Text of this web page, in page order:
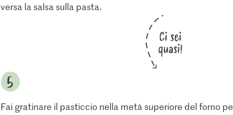
versa la salsa sulla pasta.
Ci sei
quasi!
Fai gratinare il pasticcio nella metà superiore del forno